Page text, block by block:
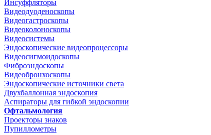
Инсуффляторы
Видеодуоденоскопы
Видеогастроскопы
Видеоколоноскопы
Видеосистемы
Эндоскопические видеопроцессоры
Видеосигмоидоскопы
Фиброэндоскопы
Видеобронхоскопы
Эндоскопические источники света
Двухбаллонная эндоскопия
Аспираторы для гибкой эндоскопии
Офтальмология
Проекторы знаков
Пупиллометры